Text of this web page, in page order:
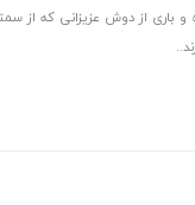
و باری از دوش عزیزانی که